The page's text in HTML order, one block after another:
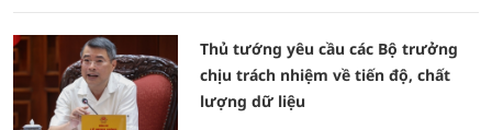
Thủ tướng yêu cầu các Bộ trưởng
chịu trách nhiệm về tiến độ, chất
lượng dữ liệu